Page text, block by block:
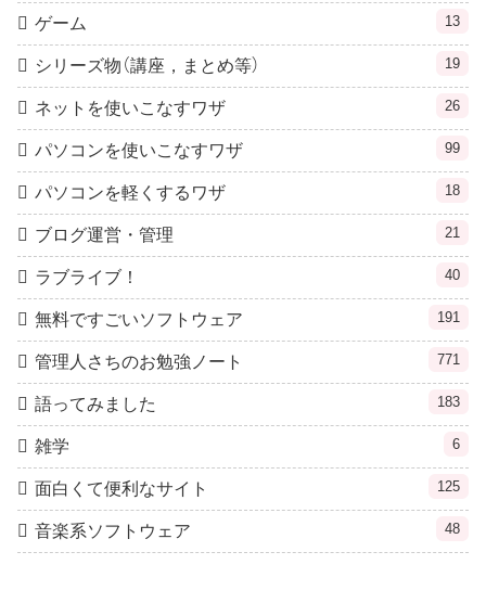
ゲーム 13
シリーズ物（講座，まとめ等） 19
ネットを使いこなすワザ 26
パソコンを使いこなすワザ 99
パソコンを軽くするワザ 18
ブログ運営・管理 21
ラブライブ！ 40
無料ですごいソフトウェア 191
管理人さちのお勉強ノート 771
語ってみました 183
雑学 6
面白くて便利なサイト 125
音楽系ソフトウェア 48